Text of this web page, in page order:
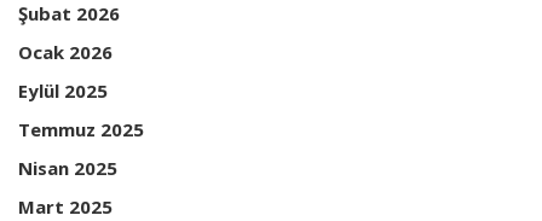
Şubat 2026
Ocak 2026
Eylül 2025
Temmuz 2025
Nisan 2025
Mart 2025